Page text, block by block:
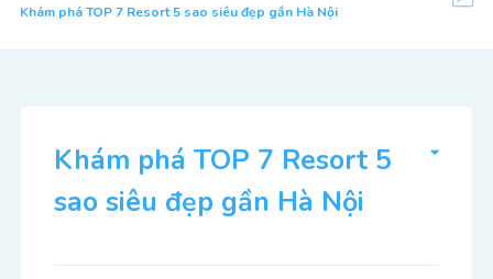
Khám phá TOP 7 Resort 5 sao siêu đẹp gần Hà Nội
Khám phá TOP 7 Resort 5
sao siêu đẹp gần Hà Nội